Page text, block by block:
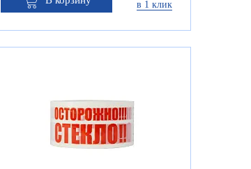
в 1 клик